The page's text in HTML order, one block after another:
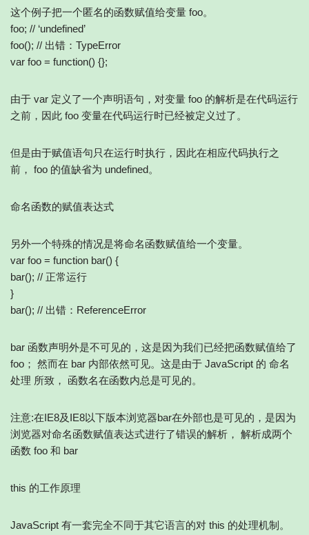
这个例子把一个匿名的函数赋值给变量 foo。
foo; // ‘undefined’
foo(); // 出错：TypeError
var foo = function() {};
由于 var 定义了一个声明语句，对变量 foo 的解析是在代码运行
之前，因此 foo 变量在代码运行时已经被定义过了。
但是由于赋值语句只在运行时执行，因此在相应代码执行之
前， foo 的值缺省为 undefined。
命名函数的赋值表达式
另外一个特殊的情况是将命名函数赋值给一个变量。
var foo = function bar() {
bar(); // 正常运行
}
bar(); // 出错：ReferenceError
bar 函数声明外是不可见的，这是因为我们已经把函数赋值给了
foo； 然而在 bar 内部依然可见。这是由于 JavaScript 的 命名
处理 所致， 函数名在函数内总是可见的。
注意:在IE8及IE8以下版本浏览器bar在外部也是可见的，是因为
浏览器对命名函数赋值表达式进行了错误的解析， 解析成两个
函数 foo 和 bar
this 的工作原理
JavaScript 有一套完全不同于其它语言的对 this 的处理机制。